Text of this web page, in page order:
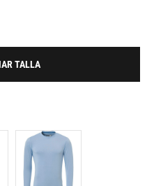
TALLA